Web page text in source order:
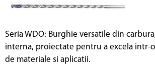
Seria WDO: Burghie versatile din
interna, proiectate pentru a excela intr-
de materiale si aplicatii.